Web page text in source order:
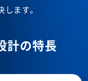
ます。
計の特長